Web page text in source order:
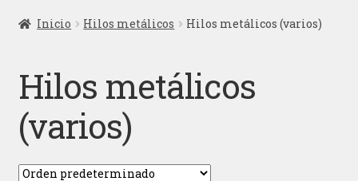
Contactar
Blog
Iniciar sesión
Inicio Hilos metálicos Hilos metálicos (varios)
Hilos metálicos
(varios)